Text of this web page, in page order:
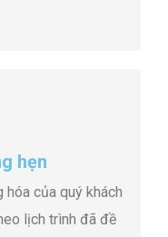
hẹn
của quý khách
lịch trình đã đề